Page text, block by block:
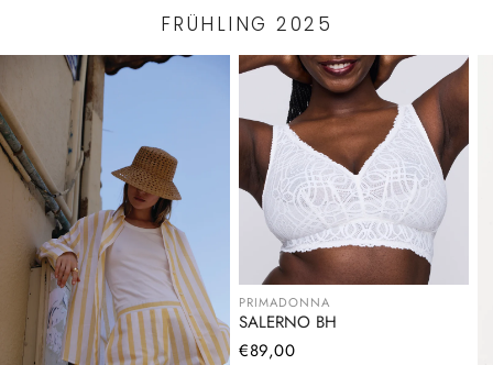
FRÜHLING 2025
PRIMADONNA
SALERNO BH
Normaler
€89,00